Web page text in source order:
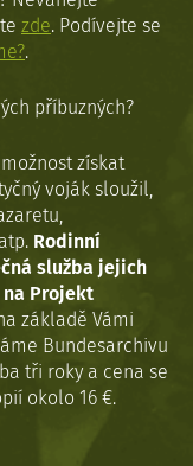
zde. Podívejte se
.
příbuzných?
získat
voják sloužil,
Rodinní
služba jejich
Projekt
základě Vámi
Bundesarchivu
tři roky a cena se
okolo 16 €.